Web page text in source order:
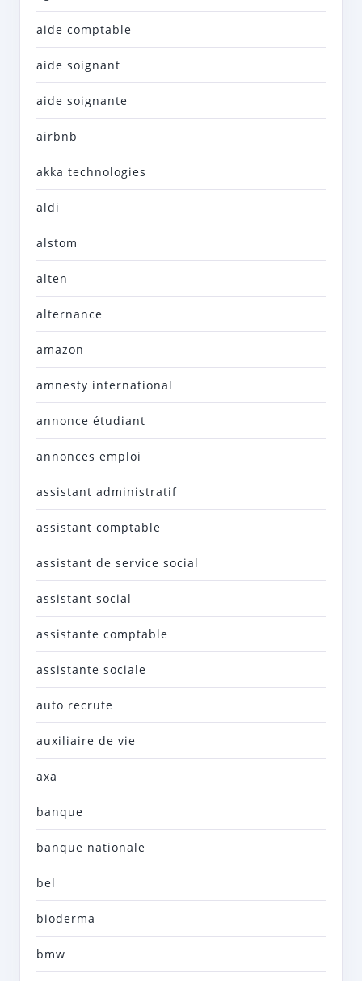
aide comptable
aide soignant
aide soignante
airbnb
akka technologies
aldi
alstom
alten
alternance
amazon
amnesty international
annonce étudiant
annonces emploi
assistant administratif
assistant comptable
assistant de service social
assistant social
assistante comptable
assistante sociale
auto recrute
auxiliaire de vie
axa
banque
banque nationale
bel
bioderma
bmw